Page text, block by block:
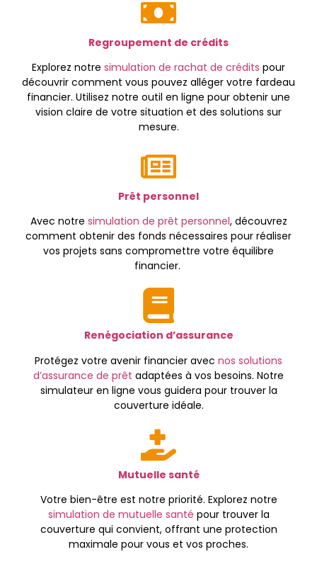
Regroupement de crédits
Explorez notre simulation de rachat de crédits pour
découvrir comment vous pouvez alléger votre fardeau
financier. Utilisez notre outil en ligne pour obtenir une
vision claire de votre situation et des solutions sur
mesure.
Prêt personnel
Avec notre simulation de prêt personnel, découvrez
comment obtenir des fonds nécessaires pour réaliser
vos projets sans compromettre votre équilibre
financier.
Renégociation d’assurance
Protégez votre avenir financier avec nos solutions
d’assurance de prêt adaptées à vos besoins. Notre
simulateur en ligne vous guidera pour trouver la
couverture idéale.
Mutuelle santé
Votre bien-être est notre priorité. Explorez notre
simulation de mutuelle santé pour trouver la
couverture qui convient, offrant une protection
maximale pour vous et vos proches.